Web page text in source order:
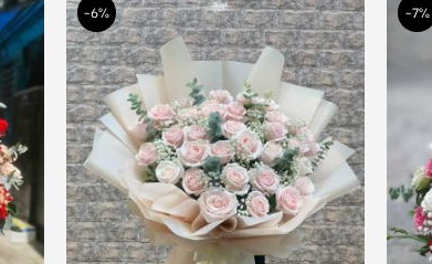
-6% -7%